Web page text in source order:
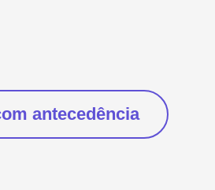
antecedência